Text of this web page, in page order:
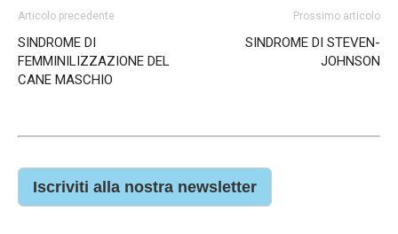
Articolo precedente
SINDROME DI
FEMMINILIZZAZIONE DEL
CANE MASCHIO
Prossimo articolo
SINDROME DI STEVEN-
JOHNSON
Iscriviti alla nostra newsletter